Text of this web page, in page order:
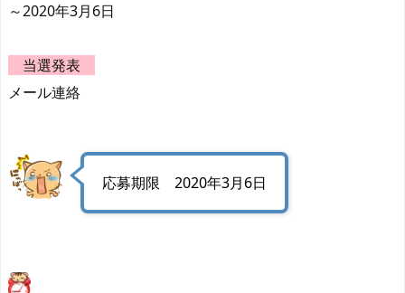
～2020年3月6日
当選発表
メール連絡
応募期限 2020年3月6日